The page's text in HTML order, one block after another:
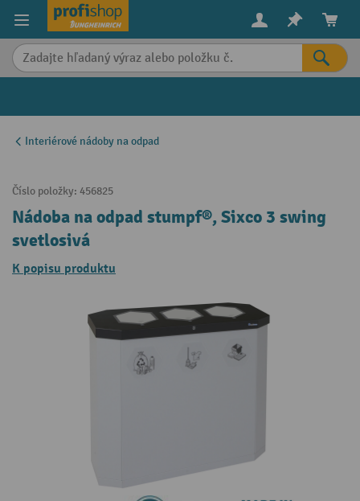
content
Interiérové nádoby na odpad
Číslo položky: 456825
Nádoba na odpad stumpf®, Sixco 3 swing
svetlosivá
K popisu produktu